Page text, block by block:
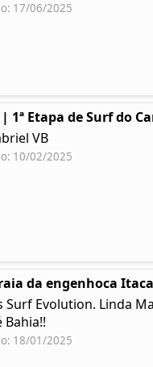
17/06/2025
| 1ª Etapa de Surf do
VB
10/02/2025
da engenhoca
Surf Evolution. Linda
Bahia!!
18/01/2025